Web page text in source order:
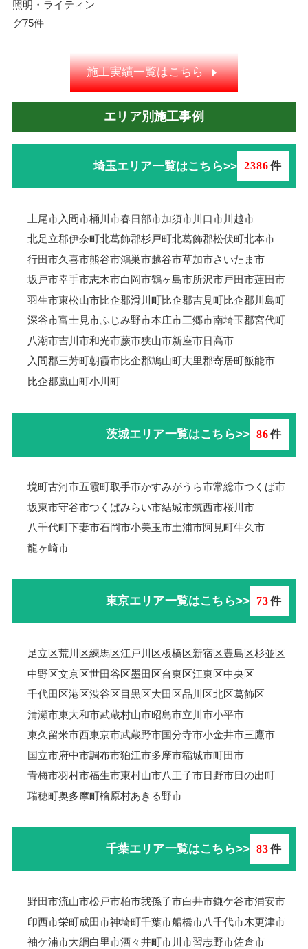
照明・ライティン
グ75件
施工実績一覧はこちら
エリア別施工事例
埼玉エリア一覧はこちら>> 2386件
上尾市入間市桶川市春日部市加須市川口市川越市
北足立郡伊奈町北葛飾郡杉戸町北葛飾郡松伏町北本市
行田市久喜市熊谷市鴻巣市越谷市草加市さいたま市
坂戸市幸手市志木市白岡市鶴ヶ島市所沢市戸田市蓮田市
羽生市東松山市比企郡滑川町比企郡吉見町比企郡川島町
深谷市富士見市ふじみ野市本庄市三郷市南埼玉郡宮代町
八潮市吉川市和光市蕨市狭山市新座市日高市
入間郡三芳町朝霞市比企郡鳩山町大里郡寄居町飯能市
比企郡嵐山町小川町
茨城エリア一覧はこちら>> 86件
境町古河市五霞町取手市かすみがうら市常総市つくば市
坂東市守谷市つくばみらい市結城市筑西市桜川市
八千代町下妻市石岡市小美玉市土浦市阿見町牛久市
龍ヶ崎市
東京エリア一覧はこちら>> 73件
足立区荒川区練馬区江戸川区板橋区新宿区豊島区杉並区
中野区文京区世田谷区墨田区台東区江東区中央区
千代田区港区渋谷区目黒区大田区品川区北区葛飾区
清瀬市東大和市武蔵村山市昭島市立川市小平市
東久留米市西東京市武蔵野市国分寺市小金井市三鷹市
国立市府中市調布市狛江市多摩市稲城市町田市
青梅市羽村市福生市東村山市八王子市日野市日の出町
瑞穂町奥多摩町檜原村あきる野市
千葉エリア一覧はこちら>> 83件
野田市流山市松戸市柏市我孫子市白井市鎌ケ谷市浦安市
印西市栄町成田市神埼町千葉市船橋市八千代市木更津市
袖ケ浦市大網白里市酒々井町市川市習志野市佐倉市